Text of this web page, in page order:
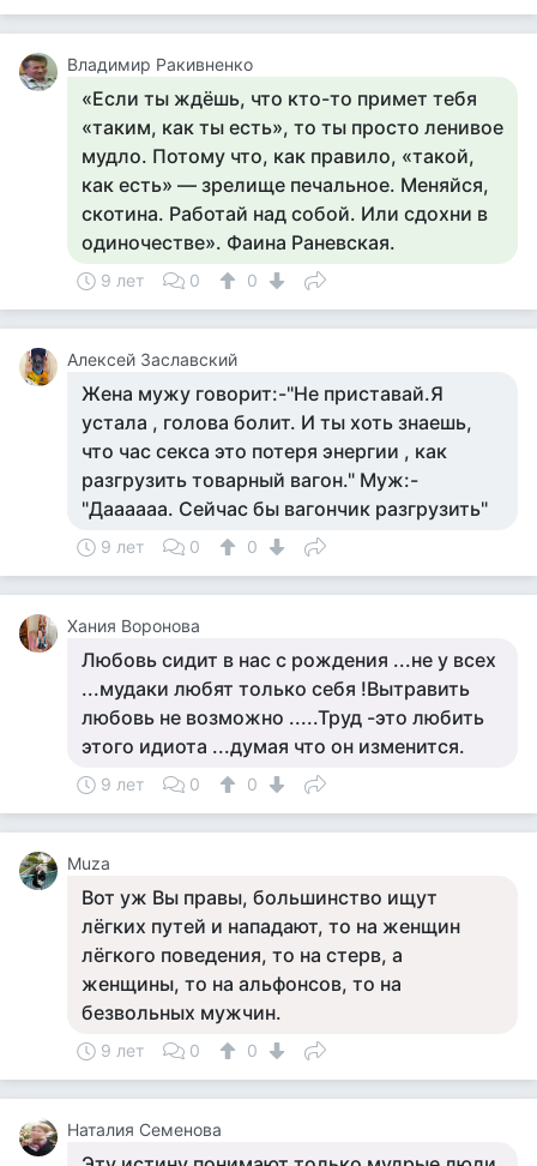
Владимир Ракивненко
«Если ты ждёшь, что кто-то примет тебя
«таким, как ты есть», то ты просто ленивое
мудло. Потому что, как правило, «такой,
как есть» — зрелище печальное. Меняйся,
скотина. Работай над собой. Или сдохни в
одиночестве». Фаина Раневская.
9 лет 0 0
Алексей Заславский
Жена мужу говорит:-"Не приставай.Я
устала , голова болит. И ты хоть знаешь,
что час секса это потеря энергии , как
разгрузить товарный вагон." Муж:-
"Даааааа. Сейчас бы вагончик разгрузить"
9 лет 0 0
Хания Воронова
Любовь сидит в нас с рождения ...не у всех
...мудаки любят только себя !Вытравить
любовь не возможно .....Труд -это любить
этого идиота ...думая что он изменится.
9 лет 0 0
Muza
Вот уж Вы правы, большинство ищут
лёгких путей и нападают, то на женщин
лёгкого поведения, то на стерв, а
женщины, то на альфонсов, то на
безвольных мужчин.
9 лет 0 0
Наталия Семенова